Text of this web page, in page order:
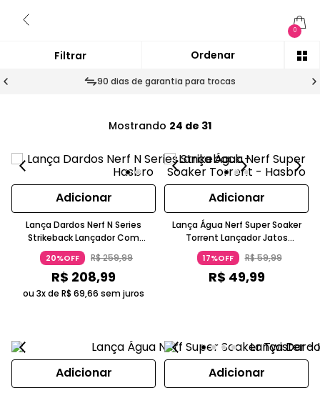
0
90 dias de garantia para trocas
Mostrando 24 de 31
Adicionar
Lança Dardos Nerf N Series
Strikeback Lançador Com
Dezoito Dardos Clip Seis A Partir
De Oito Anos Hasbro
20%OFF R$259,99
R$ 208,99
ou 3x de R$ 69,66 sem juros
Adicionar
Lança Água Nerf Super Soaker
Torrent Lançador Jatos
Poderosos Para 5 A 7 Anos
Hasbro
17%OFF R$59,99
R$ 49,99
Adicionar Adicionar